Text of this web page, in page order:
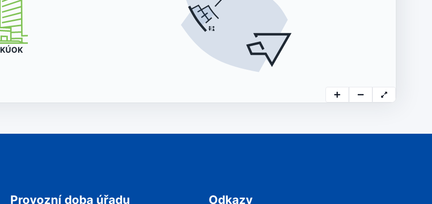
KÚOK
Provozní doba úřadu Odkazy